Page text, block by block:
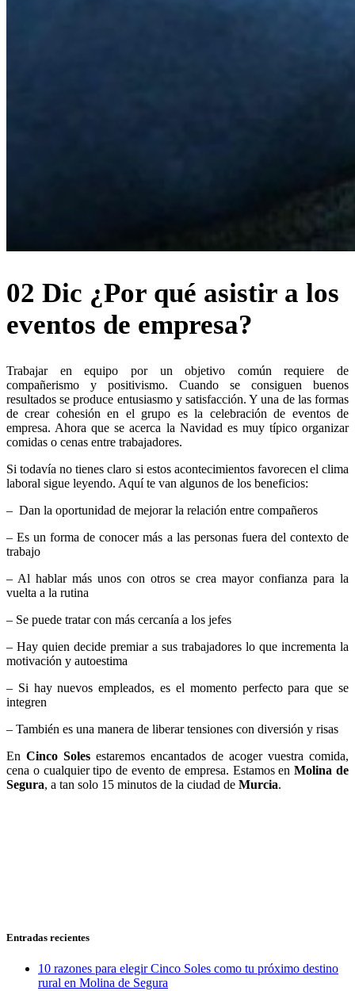
02 Dic ¿Por qué asistir a los
eventos de empresa?
Trabajar en equipo por un objetivo común requiere de
compañerismo y positivismo. Cuando se consiguen buenos
resultados se produce entusiasmo y satisfacción. Y una de las formas
de crear cohesión en el grupo es la celebración de eventos de
empresa. Ahora que se acerca la Navidad es muy típico organizar
comidas o cenas entre trabajadores.
Si todavía no tienes claro si estos acontecimientos favorecen el clima
laboral sigue leyendo. Aquí te van algunos de los beneficios:
– Dan la oportunidad de mejorar la relación entre compañeros
– Es un forma de conocer más a las personas fuera del contexto de
trabajo
– Al hablar más unos con otros se crea mayor confianza para la
vuelta a la rutina
– Se puede tratar con más cercanía a los jefes
– Hay quien decide premiar a sus trabajadores lo que incrementa la
motivación y autoestima
– Si hay nuevos empleados, es el momento perfecto para que se
integren
– También es una manera de liberar tensiones con diversión y risas
En Cinco Soles estaremos encantados de acoger vuestra comida,
cena o cualquier tipo de evento de empresa. Estamos enMolina de
Segura, a tan solo 15 minutos de la ciudad de Murcia.
Entradas recientes
10 razones para elegir Cinco Soles como tu próximo destino
rural en Molina de Segura